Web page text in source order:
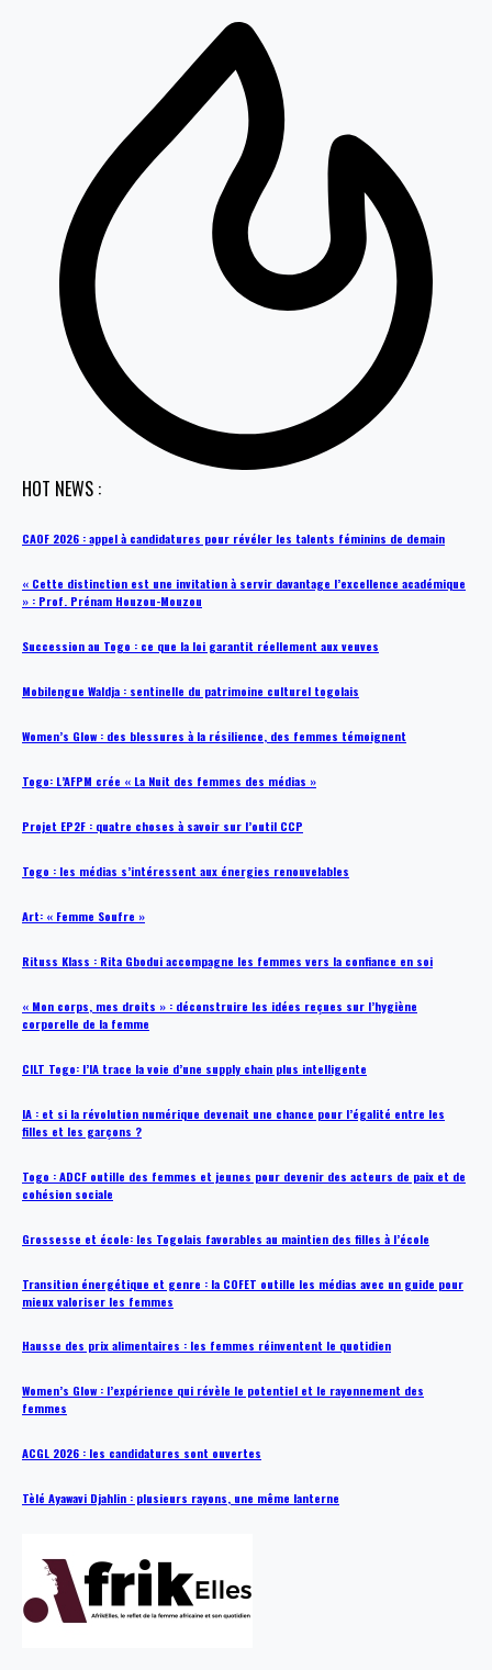
HOT NEWS :
CAOF 2026 : appel à candidatures pour révéler les talents féminins de demain
« Cette distinction est une invitation à servir davantage l’excellence académique
» : Prof. Prénam Houzou-Mouzou
Succession au Togo : ce que la loi garantit réellement aux veuves
Mobilengue Waldja : sentinelle du patrimoine culturel togolais
Women’s Glow : des blessures à la résilience, des femmes témoignent
Togo: L’AFPM crée « La Nuit des femmes des médias »
Projet EP2F : quatre choses à savoir sur l’outil CCP
Togo : les médias s’intéressent aux énergies renouvelables
Art: « Femme Soufre »
Rituss Klass : Rita Gbodui accompagne les femmes vers la confiance en soi
« Mon corps, mes droits » : déconstruire les idées reçues sur l’hygiène
corporelle de la femme
CILT Togo: l’IA trace la voie d’une supply chain plus intelligente
IA : et si la révolution numérique devenait une chance pour l’égalité entre les
filles et les garçons ?
Togo : ADCF outille des femmes et jeunes pour devenir des acteurs de paix et de
cohésion sociale
Grossesse et école: les Togolais favorables au maintien des filles à l’école
Transition énergétique et genre : la COFET outille les médias avec un guide pour
mieux valoriser les femmes
Hausse des prix alimentaires : les femmes réinventent le quotidien
Women’s Glow : l’expérience qui révèle le potentiel et le rayonnement des
femmes
ACGL 2026 : les candidatures sont ouvertes
Tèlé Ayawavi Djahlin : plusieurs rayons, une même lanterne